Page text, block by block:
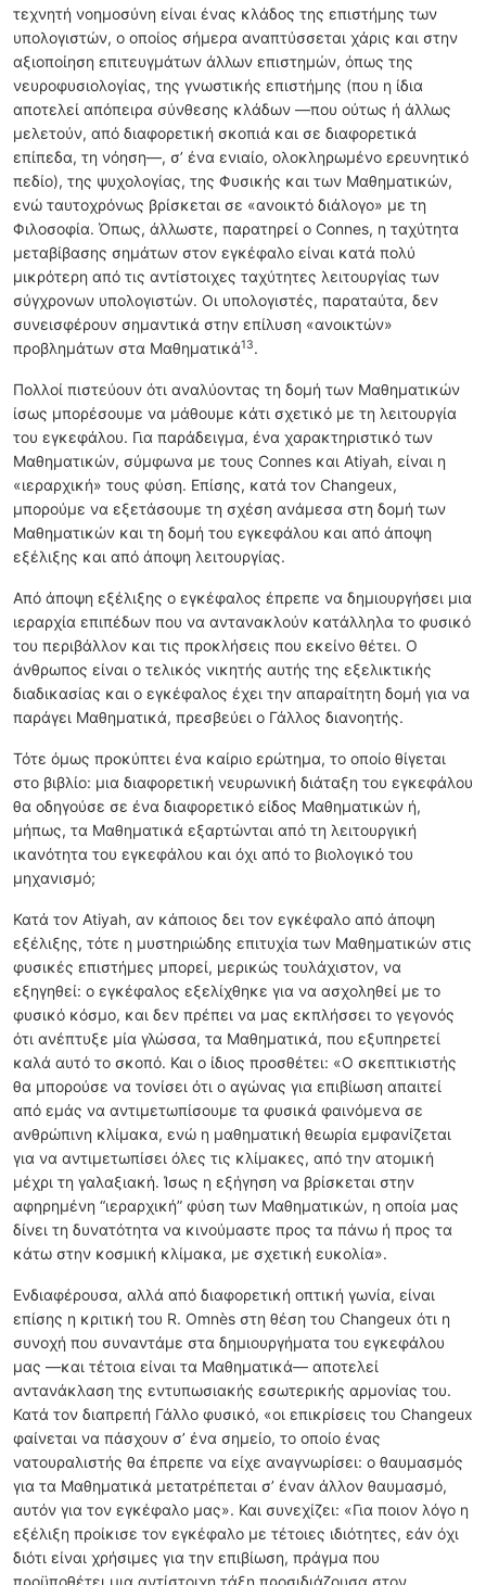
τεχνητή νοημοσύνη είναι ένας κλάδος της επιστήμης των
υπολογιστών, ο οποίος σήμερα αναπτύσσεται χάρις και στην
αξιοποίηση επιτευγμάτων άλλων επιστημών, όπως της
νευροφυσιολογίας, της γνωστικής επιστήμης (που η ίδια
αποτελεί απόπειρα σύνθεσης κλάδων —που ούτως ή άλλως
μελετούν, από διαφορετική σκοπιά και σε διαφορετικά
επίπεδα, τη νόηση—, σ’ ένα ενιαίο, ολοκληρωμένο ερευνητικό
πεδίο), της ψυχολογίας, της Φυσικής και των Μαθηματικών,
ενώ ταυτοχρόνως βρίσκεται σε «ανοικτό διάλογο» με τη
Φιλοσοφία. Όπως, άλλωστε, παρατηρεί ο Connes, η ταχύτητα
μεταβίβασης σημάτων στον εγκέφαλο είναι κατά πολύ
μικρότερη από τις αντίστοιχες ταχύτητες λειτουργίας των
σύγχρονων υπολογιστών. Οι υπολογιστές, παραταύτα, δεν
συνεισφέρουν σημαντικά στην επίλυση «ανοικτών»
προβλημάτων στα Μαθηματικά13.
Πολλοί πιστεύουν ότι αναλύοντας τη δομή των Μαθηματικών
ίσως μπορέσουμε να μάθουμε κάτι σχετικό με τη λειτουργία
του εγκεφάλου. Για παράδειγμα, ένα χαρακτηριστικό των
Μαθηματικών, σύμφωνα με τους Connes και Atiyah, είναι η
«ιεραρχική» τους φύση. Επίσης, κατά τον Changeux,
μπορούμε να εξετάσουμε τη σχέση ανάμεσα στη δομή των
Μαθηματικών και τη δομή του εγκεφάλου και από άποψη
εξέλιξης και από άποψη λειτουργίας.
Από άποψη εξέλιξης ο εγκέφαλος έπρεπε να δημιουργήσει μια
ιεραρχία επιπέδων που να αντανακλούν κατάλληλα το φυσικό
του περιβάλλον και τις προκλήσεις που εκείνο θέτει. Ο
άνθρωπος είναι ο τελικός νικητής αυτής της εξελικτικής
διαδικασίας και ο εγκέφαλος έχει την απαραίτητη δομή για να
παράγει Μαθηματικά, πρεσβεύει ο Γάλλος διανοητής.
Τότε όμως προκύπτει ένα καίριο ερώτημα, το οποίο θίγεται
στο βιβλίο: μια διαφορετική νευρωνική διάταξη του εγκεφάλου
θα οδηγούσε σε ένα διαφορετικό είδος Μαθηματικών ή,
μήπως, τα Μαθηματικά εξαρτώνται από τη λειτουργική
ικανότητα του εγκεφάλου και όχι από το βιολογικό του
μηχανισμό;
Κατά τον Atiyah, αν κάποιος δει τον εγκέφαλο από άποψη
εξέλιξης, τότε η μυστηριώδης επιτυχία των Μαθηματικών στις
φυσικές επιστήμες μπορεί, μερικώς τουλάχιστον, να
εξηγηθεί: ο εγκέφαλος εξελίχθηκε για να ασχοληθεί με το
φυσικό κόσμο, και δεν πρέπει να μας εκπλήσσει το γεγονός
ότι ανέπτυξε μία γλώσσα, τα Μαθηματικά, που εξυπηρετεί
καλά αυτό το σκοπό. Και ο ίδιος προσθέτει: «Ο σκεπτικιστής
θα μπορούσε να τονίσει ότι ο αγώνας για επιβίωση απαιτεί
από εμάς να αντιμετωπίσουμε τα φυσικά φαινόμενα σε
ανθρώπινη κλίμακα, ενώ η μαθηματική θεωρία εμφανίζεται
για να αντιμετωπίσει όλες τις κλίμακες, από την ατομική
μέχρι τη γαλαξιακή. Ίσως η εξήγηση να βρίσκεται στην
αφηρημένη “ιεραρχική” φύση των Μαθηματικών, η οποία μας
δίνει τη δυνατότητα να κινούμαστε προς τα πάνω ή προς τα
κάτω στην κοσμική κλίμακα, με σχετική ευκολία».
Ενδιαφέρουσα, αλλά από διαφορετική οπτική γωνία, είναι
επίσης η κριτική του R. Omnès στη θέση του Changeux ότι η
συνοχή που συναντάμε στα δημιουργήματα του εγκεφάλου
μας —και τέτοια είναι τα Μαθηματικά— αποτελεί
αντανάκλαση της εντυπωσιακής εσωτερικής αρμονίας του.
Κατά τον διαπρεπή Γάλλο φυσικό, «οι επικρίσεις του Changeux
φαίνεται να πάσχουν σ’ ένα σημείο, το οποίο ένας
νατουραλιστής θα έπρεπε να είχε αναγνωρίσει: ο θαυμασμός
για τα Μαθηματικά μετατρέπεται σ’ έναν άλλον θαυμασμό,
αυτόν για τον εγκέφαλο μας». Και συνεχίζει: «Για ποιον λόγο η
εξέλιξη προίκισε τον εγκέφαλο με τέτοιες ιδιότητες, εάν όχι
διότι είναι χρήσιμες για την επιβίωση, πράγμα που
προϋποθέτει μια αντίστοιχη τάξη προσιδιάζουσα στον